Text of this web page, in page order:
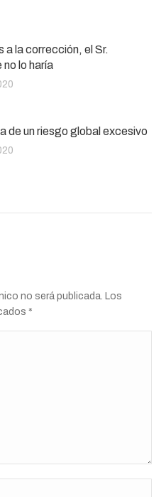
a la corrección, el Sr.
lo haría
de un riesgo global excesivo
no será publicada. Los
*